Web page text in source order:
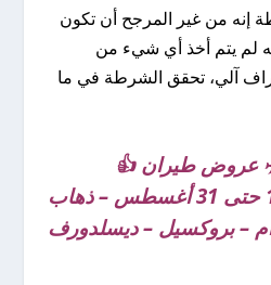
إنه من غير المرجح أن تكون
لم يتم أخذ أي شيء من
آلي، تحقق الشرطة في ما
عروض طيران 👍
– بروكسيل – ديسلدورف